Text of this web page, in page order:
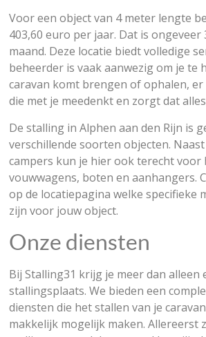
Voor een object van 4 meter lengte
403,60 euro per jaar. Dat is
maand. Deze locatie biedt volledige
beheerder is vaak aanwezig om je te
caravan komt brengen of ophalen, er
die met je meedenkt en zorgt dat
De stalling in Alphen aan den Rijn is
verschillende soorten objecten.
campers kun je hier ook terecht voor
vouwwagens, boten en aanhangers.
op de locatiepagina welke specifieke
zijn voor jouw object.
Onze diensten
Bij Stalling31 krijg je meer dan alleen
stallingsplaats. We bieden een
diensten die het stallen van je
makkelijk mogelijk maken. Allereerst